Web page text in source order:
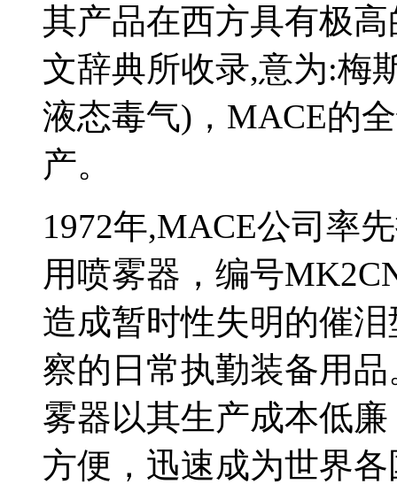
其产品在西方具有极
文辞典所收录,意为:梅
液态毒气)，MACE的
产。
1972年,MACE公司率
用喷雾器，编号
造成暂时性失明的催
察的日常执勤装备用
雾器以其生产成本低
方便，迅速成为世界